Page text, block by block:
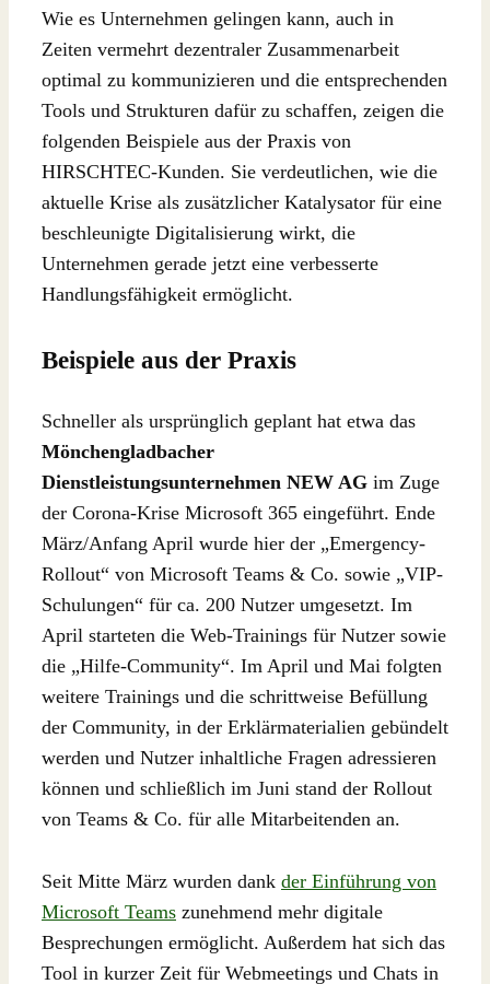
Wie es Unternehmen gelingen kann, auch in
Zeiten vermehrt dezentraler Zusammenarbeit
optimal zu kommunizieren und die entsprechenden
Tools und Strukturen dafür zu schaffen, zeigen die
folgenden Beispiele aus der Praxis von
HIRSCHTEC-Kunden. Sie verdeutlichen, wie die
aktuelle Krise als zusätzlicher Katalysator für eine
beschleunigte Digitalisierung wirkt, die
Unternehmen gerade jetzt eine verbesserte
Handlungsfähigkeit ermöglicht.
Beispiele aus der Praxis
Schneller als ursprünglich geplant hat etwa das
Mönchengladbacher
Dienstleistungsunternehmen NEW AG im Zuge
der Corona-Krise Microsoft 365 eingeführt. Ende
März/Anfang April wurde hier der „Emergency-
Rollout“ von Microsoft Teams & Co. sowie „VIP-
Schulungen“ für ca. 200 Nutzer umgesetzt. Im
April starteten die Web-Trainings für Nutzer sowie
die „Hilfe-Community“. Im April und Mai folgten
weitere Trainings und die schrittweise Befüllung
der Community, in der Erklärmaterialien gebündelt
werden und Nutzer inhaltliche Fragen adressieren
können und schließlich im Juni stand der Rollout
von Teams & Co. für alle Mitarbeitenden an.
Seit Mitte März wurden dank der Einführung von
Microsoft Teams zunehmend mehr digitale
Besprechungen ermöglicht. Außerdem hat sich das
Tool in kurzer Zeit für Webmeetings und Chats in